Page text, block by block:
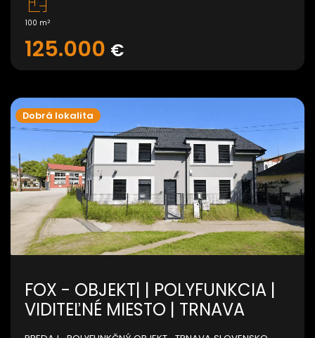
100 m2
125.000 €
Dobrá lokalita
FOX - OBJEKT| | POLYFUNKCIA |
VIDITEĽNÉ MIESTO | TRNAVA